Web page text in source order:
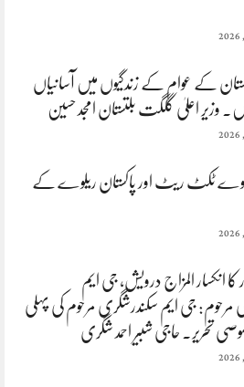
کے عوام کے زندگیوں میں آسانیاں
وزیر اعلیٰ گلگت بلتستان امجد حسین
ٹکٹ ریٹ اور پاکستان ریلوے کے
کا انکسار المزاج درویش، جی ایم
مرحوم: جی ایم سکندرشگری مرحوم کی پہلی
تحریر. حاجی شبیر احمد شگری